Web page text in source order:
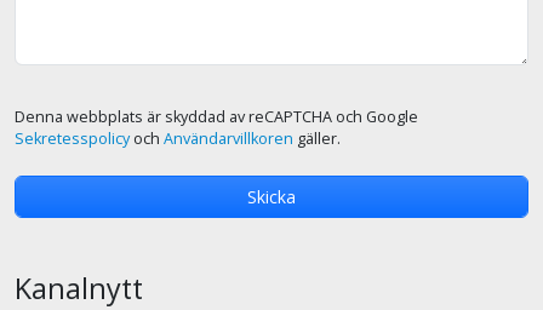
Denna webbplats är skyddad av reCAPTCHA och Google
Sekretesspolicyoch Användarvillkoren gäller.
Kanalnytt